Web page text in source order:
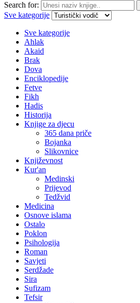
Search for:
Sve kategorije
Sve kategorije
Ahlak
Akaid
Brak
Dova
Enciklopedije
Fetve
Fikh
Hadis
Historija
Knjige za djecu
365 dana priče
Bojanka
Slikovnice
Književnost
Kur'an
Medinski
Prijevod
Tedžvid
Medicina
Osnove islama
Ostalo
Poklon
Psihologija
Roman
Savjeti
Serdžade
Sira
Sufizam
Tefsir